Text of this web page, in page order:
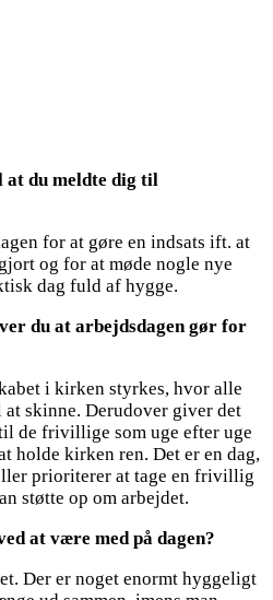
at du meldte dig til
for at gøre en indsats ift. at
og for at møde nogle nye
dag fuld af hygge.
du at arbejdsdagen gør for
i kirken styrkes, hvor alle
skinne. Derudover giver det
de frivillige som uge efter uge
holde kirken ren. Det er en dag,
prioriterer at tage en frivillig
støtte op om arbejdet.
at være med på dagen?
Der er noget enormt hyggeligt